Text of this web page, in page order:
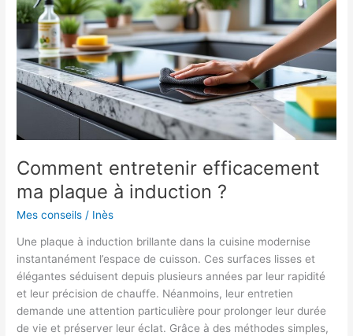
Comment entretenir efficacement
ma plaque à induction ?
Mes conseils / Inès
Une plaque à induction brillante dans la cuisine modernise
instantanément l’espace de cuisson. Ces surfaces lisses et
élégantes séduisent depuis plusieurs années par leur rapidité
et leur précision de chauffe. Néanmoins, leur entretien
demande une attention particulière pour prolonger leur durée
de vie et préserver leur éclat. Grâce à des méthodes simples,